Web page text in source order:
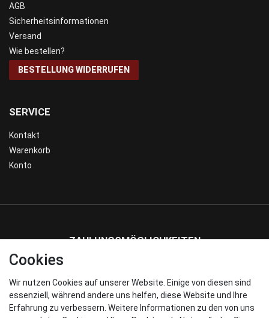
SERVICE
Kontakt
Warenkorb
Konto
AGB
Sicherheitsinformationen
Versand
Wie bestellen?
BESTELLUNG WIDERRUFEN
ZAHLUNGSMÖGLICHKEITEN
WIR VERSENDEN MIT
Cookies
Wir nutzen Cookies auf unserer Website. Einige von diesen sind
essenziell, während andere uns helfen, diese Website und Ihre
Erfahrung zu verbessern. Weitere Informationen zu den von uns